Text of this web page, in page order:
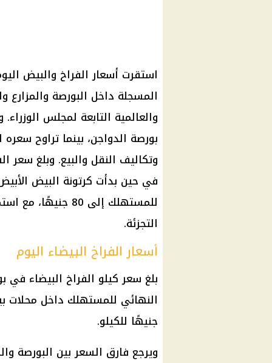
المسجلة داخل البورصة والمزارع
للمستهلك إلى 80
التجزئة.
أسعار الفراخ البيضاء اليوم
جنيهًا للكيلو.
ويرجع فارق السعر بين البورصة